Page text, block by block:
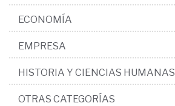
ECONOMÍA
EMPRESA
HISTORIA Y CIENCIAS HUMANAS
OTRAS CATEGORÍAS